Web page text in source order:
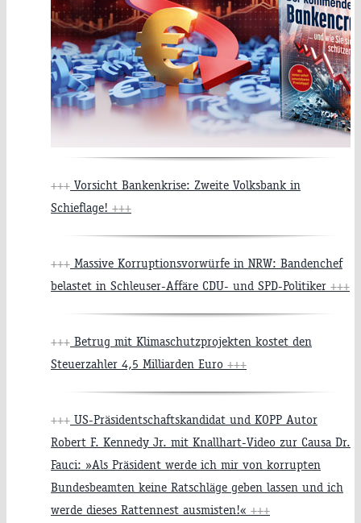
+++ Vorsicht Bankenkrise: Zweite Volksbank in
Schieflage! +++
+++ Massive Korruptionsvorwürfe in NRW: Bandenchef
belastet in Schleuser-Affäre CDU- und SPD-Politiker +++
+++ Betrug mit Klimaschutzprojekten kostet den
Steuerzahler 4,5 Milliarden Euro +++
+++ US-Präsidentschaftskandidat und KOPP Autor
Robert F. Kennedy Jr. mit Knallhart-Video zur Causa Dr.
Fauci: »Als Präsident werde ich mir von korrupten
Bundesbeamten keine Ratschläge geben lassen und ich
werde dieses Rattennest ausmisten!« +++